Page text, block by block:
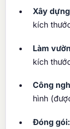
Xây
kích
Làm
kích
Công
hình
Đóng gói: